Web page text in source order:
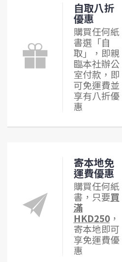
自取八折
優惠
購買任何紙
書選「自
取」，即親
臨本社辦公
室付款，即
可免運費並
享有八折優
惠
寄本地免
運費優惠
購買任何紙
書，只要買
滿
HKD250，
寄本地即可
享免運費優
惠